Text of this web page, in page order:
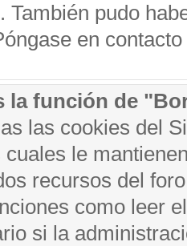
También pudo
en
la función de
las cookies del
cuales le
recursos del
como leer
si la